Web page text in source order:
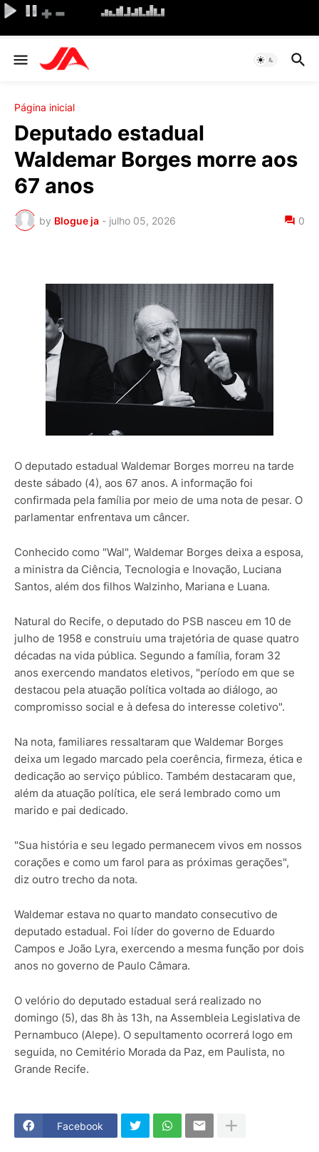
Página inicial
Deputado estadual
Waldemar Borges morre aos
67 anos
by Blogue ja - julho 05, 2026 0
O deputado estadual Waldemar Borges morreu na tarde
deste sábado (4), aos 67 anos. A informação foi
confirmada pela família por meio de uma nota de pesar. O
parlamentar enfrentava um câncer.
Conhecido como "Wal", Waldemar Borges deixa a esposa,
a ministra da Ciência, Tecnologia e Inovação, Luciana
Santos, além dos filhos Walzinho, Mariana e Luana.
Natural do Recife, o deputado do PSB nasceu em 10 de
julho de 1958 e construiu uma trajetória de quase quatro
décadas na vida pública. Segundo a família, foram 32
anos exercendo mandatos eletivos, "período em que se
destacou pela atuação política voltada ao diálogo, ao
compromisso social e à defesa do interesse coletivo".
Na nota, familiares ressaltaram que Waldemar Borges
deixa um legado marcado pela coerência, firmeza, ética e
dedicação ao serviço público. Também destacaram que,
além da atuação política, ele será lembrado como um
marido e pai dedicado.
"Sua história e seu legado permanecem vivos em nossos
corações e como um farol para as próximas gerações",
diz outro trecho da nota.
Waldemar estava no quarto mandato consecutivo de
deputado estadual. Foi líder do governo de Eduardo
Campos e João Lyra, exercendo a mesma função por dois
anos no governo de Paulo Câmara.
O velório do deputado estadual será realizado no
domingo (5), das 8h às 13h, na Assembleia Legislativa de
Pernambuco (Alepe). O sepultamento ocorrerá logo em
seguida, no Cemitério Morada da Paz, em Paulista, no
Grande Recife.
Facebook